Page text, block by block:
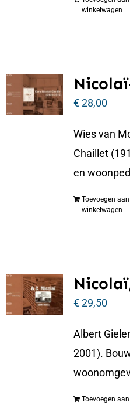
winkelwagen
€28,00
Wies van
Chaillet
en
Toevoegen aan
winkelwagen
€29,50
Albert
2001).
Toevoegen aan